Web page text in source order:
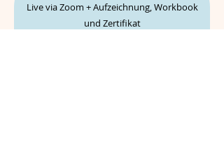
Live via Zoom + Aufzeichnung, Workbook
und Zertifikat